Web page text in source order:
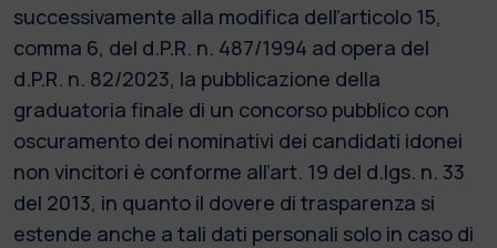
successivamente alla modifica dell’articolo 15,
comma 6, del d.P.R. n. 487/1994 ad opera del
d.P.R. n. 82/2023, la pubblicazione della
graduatoria finale di un concorso pubblico con
oscuramento dei nominativi dei candidati idonei
non vincitori è conforme all’art. 19 del d.lgs. n. 33
del 2013, in quanto il dovere di trasparenza si
estende anche a tali dati personali solo in caso di